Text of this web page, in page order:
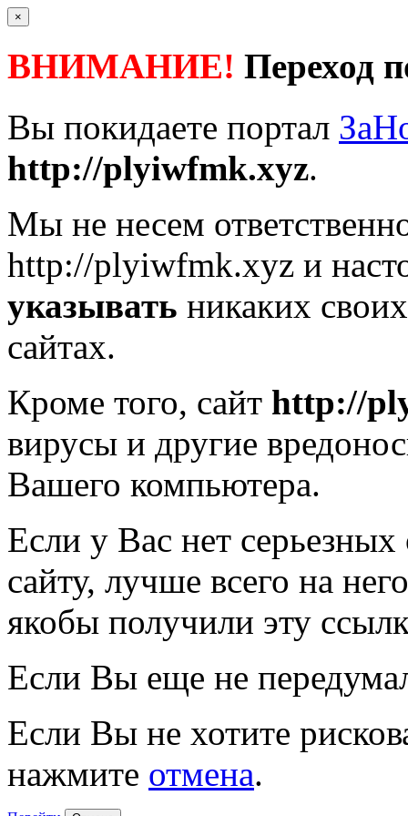
×
ВНИМАНИЕ! Переход
Вы покидаете портал
http://plyiwfmk.xyz.
Мы не несем
http://plyiwfmk.xyz и
указывать никаких
сайтах.
Кроме того, сайт http://
вирусы и другие
Вашего компьютера.
Если у Вас нет
сайту, лучше всего на
якобы получили эту
Если Вы еще не
Если Вы не хотите
нажмите отмена.